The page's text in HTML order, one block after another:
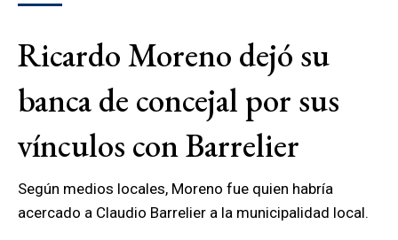
Ricardo Moreno dejó su
banca de concejal por sus
vínculos con Barrelier
Según medios locales, Moreno fue quien habría
acercado a Claudio Barrelier a la municipalidad local.